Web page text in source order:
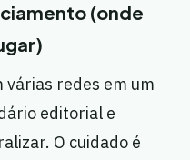
(onde
redes em um
editorial e
O cuidado é